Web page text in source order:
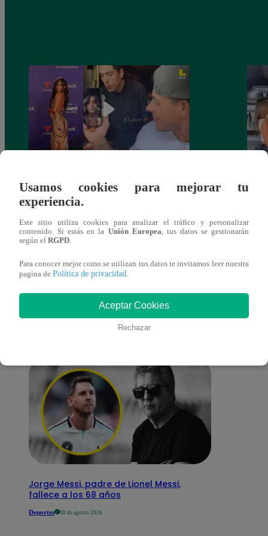
los Billboard: emociones, recuerdos y un
EX que VUELVE a aparecer
También te puede
interesar
Jorge Messi, padre de Lionel Messi,
fallece a los 68 años
Deportes 08 de agosto 2026
Usamos cookies para mejorar tu
experiencia.
Este sitio utiliza cookies para analizar el tráfico y personalizar
contenido. Si estás en la Unión Europea , tus datos se gestionarán
según el RGPD
Para conocer mejor como se utilizan tus datos te invitamos leer nuestra
pagina de Política de privacidad
Aceptar Cookies
Rechazar